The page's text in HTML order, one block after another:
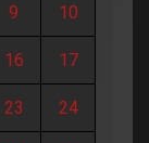
9 10
16 17
23 24